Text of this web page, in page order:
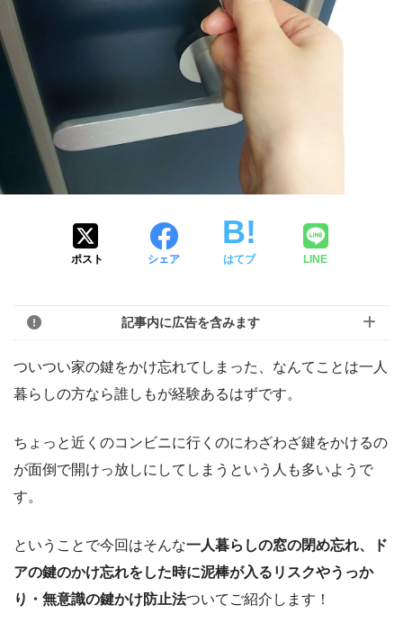
ポスト シェア はてブ LINE
記事内に広告を含みます
ついつい家の鍵をかけ忘れてしまった、なんてことは一人
暮らしの方なら誰しもが経験あるはずです。
ちょっと近くのコンビニに行くのにわざわざ鍵をかけるの
が面倒で開けっ放しにしてしまうという人も多いようで
す。
ということで今回はそんな一人暮らしの窓の閉め忘れ、ド
アの鍵のかけ忘れをした時に泥棒が入るリスクやうっか
り・無意識の鍵かけ防止法ついてご紹介します！